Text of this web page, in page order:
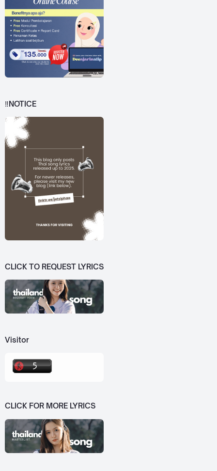
‼️NOTICE
CLICK TO REQUEST LYRICS
Visitor
CLICK FOR MORE LYRICS